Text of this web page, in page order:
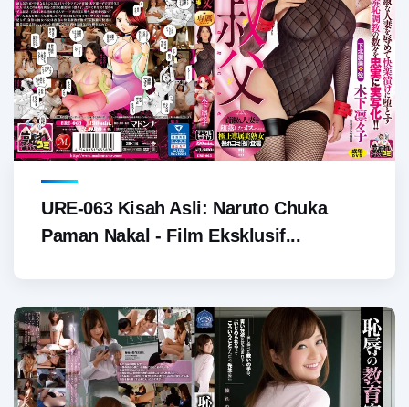
URE-063 Kisah Asli: Naruto Chuka
Paman Nakal - Film Eksklusif...